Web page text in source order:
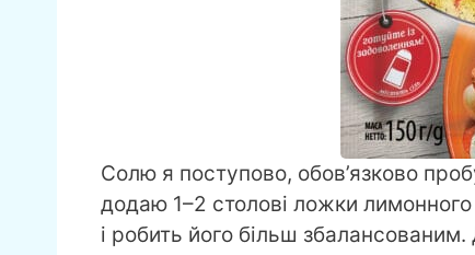
Солю я поступово, обов’язково
додаю 1–2 столові ложки
і робить його більш